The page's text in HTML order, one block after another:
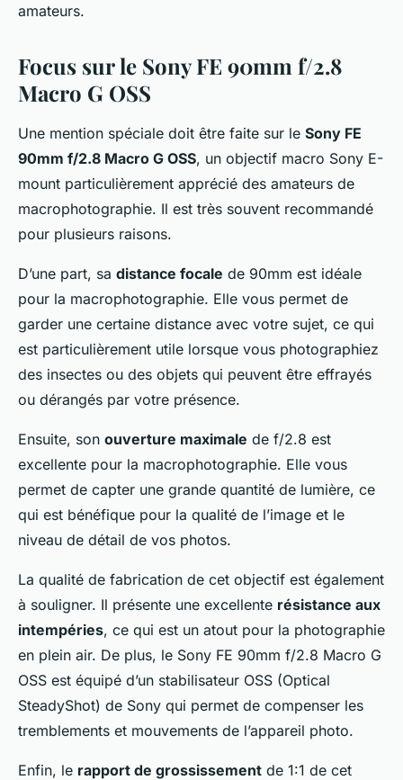
amateurs.
Focus sur le Sony FE 90mm f/2.8
Macro G OSS
Une mention spéciale doit être faite sur le Sony FE
90mm f/2.8 Macro G OSS, un objectif macro Sony E-
mount particulièrement apprécié des amateurs de
macrophotographie. Il est très souvent recommandé
pour plusieurs raisons.
D’une part, sa distance focale de 90mm est idéale
pour la macrophotographie. Elle vous permet de
garder une certaine distance avec votre sujet, ce qui
est particulièrement utile lorsque vous photographiez
des insectes ou des objets qui peuvent être effrayés
ou dérangés par votre présence.
Ensuite, son ouverture maximale de f/2.8 est
excellente pour la macrophotographie. Elle vous
permet de capter une grande quantité de lumière, ce
qui est bénéfique pour la qualité de l’image et le
niveau de détail de vos photos.
La qualité de fabrication de cet objectif est également
à souligner. Il présente une excellente résistance aux
intempéries, ce qui est un atout pour la photographie
en plein air. De plus, le Sony FE 90mm f/2.8 Macro G
OSS est équipé d’un stabilisateur OSS (Optical
SteadyShot) de Sony qui permet de compenser les
tremblements et mouvements de l’appareil photo.
Enfin, le rapport de grossissement de 1:1 de cet